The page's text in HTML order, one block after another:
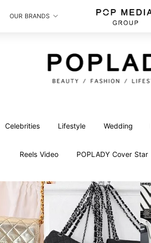
OUR BRANDS
Celebrities Lifestyle Wedding
Reels Video POPLADY Cover Star